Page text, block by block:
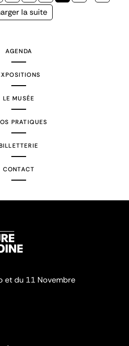
la suite
AGENDA
LE MUSÉE
PRATIQUES
CONTACT
et du 11 Novembre